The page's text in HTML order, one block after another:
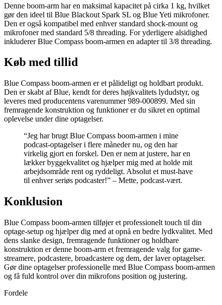
Denne boom-arm har en maksimal kapacitet på cirka 1 kg, hvilket
gør den ideel til Blue Blackout Spark SL og Blue Yeti mikrofoner.
Den er også kompatibel med enhver standard shock-mount og
mikrofoner med standard 5/8 threading. For yderligere alsidighed
inkluderer Blue Compass boom-armen en adapter til 3/8 threading.
Køb med tillid
Blue Compass boom-armen er et pålideligt og holdbart produkt.
Den er skabt af Blue, kendt for deres højkvalitets lydudstyr, og
leveres med producentens varenummer 989-000899. Med sin
fremragende konstruktion og funktioner er du sikret en optimal
oplevelse under dine optagelser.
“Jeg har brugt Blue Compass boom-armen i mine
podcast-optagelser i flere måneder nu, og den har
virkelig gjort en forskel. Den er nem at justere, har en
lækker byggekvalitet og hjælper mig med at holde mit
arbejdsområde rent og ryddeligt. Absolut et must-have
til enhver seriøs podcaster!” – Mette, podcast-vært.
Konklusion
Blue Compass boom-armen tilføjer et professionelt touch til din
optage-setup og hjælper dig med at opnå en bedre lydkvalitet. Med
dens slanke design, fremragende funktioner og holdbare
konstruktion er denne boom-arm et fremragende valg for game-
streamere, podcastere, broadcastere og dem, der laver optagelser.
Gør dine optagelser professionelle med Blue Compass boom-armen
og få fuld kontrol over din mikrofons position og justering.
Fordele